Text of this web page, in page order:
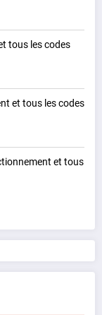
tous les codes
et tous les codes
et tous